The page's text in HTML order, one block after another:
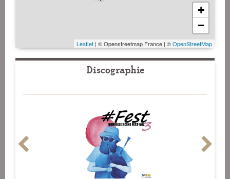
+
−
Leaflet | © Openstreetmap France | ©OpenStreetMap
Discographie